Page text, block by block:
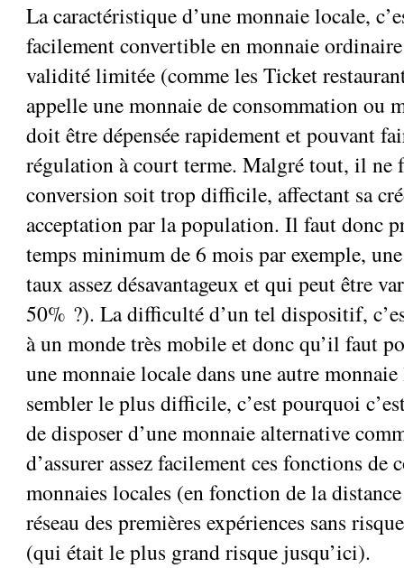
La caractéristique d’une monnaie locale,
facilement convertible en monnaie
validité limitée (comme les Ticket
appelle une monnaie de consommation ou
doit être dépensée rapidement et pouvant
régulation à court terme. Malgré tout, il ne
conversion soit trop difficile, affectant sa
acceptation par la population. Il faut donc
temps minimum de 6 mois par exemple,
taux assez désavantageux et qui peut être
50% ?). La difficulté d’un tel dispositif,
à un monde très mobile et donc qu’il faut
une monnaie locale dans une autre
sembler le plus difficile, c’est pourquoi
de disposer d’une monnaie alternative
d’assurer assez facilement ces fonctions de
monnaies locales (en fonction de la
réseau des premières expériences sans
(qui était le plus grand risque jusqu’ici).